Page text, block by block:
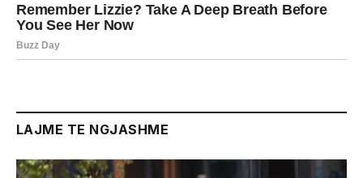
LAJME TE NGJASHME